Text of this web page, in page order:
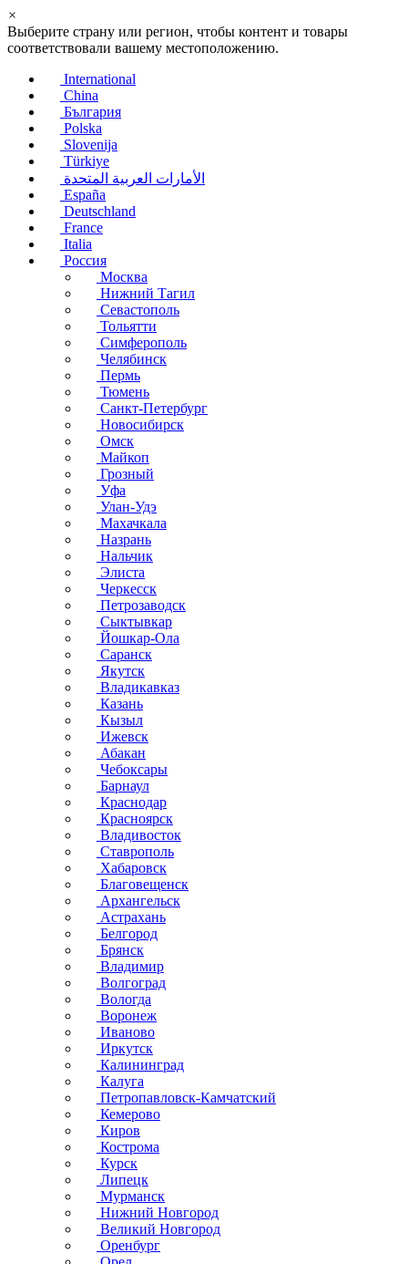
×
Выберите страну или регион, чтобы контент и товары
соответствовали вашему местоположению.
International
China
България
Polska
Slovenija
Türkiye
الأمارات العربية المتحدة
España
Deutschland
France
Italia
Россия
Москва
Нижний Тагил
Севастополь
Тольятти
Симферополь
Челябинск
Пермь
Тюмень
Санкт-Петербург
Новосибирск
Омск
Майкоп
Грозный
Уфа
Улан-Удэ
Махачкала
Назрань
Нальчик
Элиста
Черкесск
Петрозаводск
Сыктывкар
Йошкар-Ола
Саранск
Якутск
Владикавказ
Казань
Кызыл
Ижевск
Абакан
Чебоксары
Барнаул
Краснодар
Красноярск
Владивосток
Ставрополь
Хабаровск
Благовещенск
Архангельск
Астрахань
Белгород
Брянск
Владимир
Волгоград
Вологда
Воронеж
Иваново
Иркутск
Калининград
Калуга
Петропавловск-Камчатский
Кемерово
Киров
Кострома
Курск
Липецк
Мурманск
Нижний Новгород
Великий Новгород
Оренбург